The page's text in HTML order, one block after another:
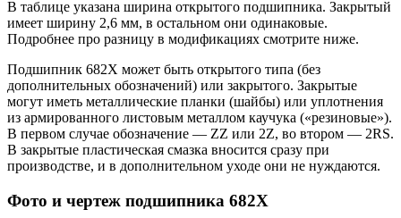
В таблице указана ширина открытого подшипника. Закрытый
имеет ширину 2,6 мм, в остальном они одинаковые.
Подробнее про разницу в модификациях смотрите ниже.
Подшипник 682X может быть открытого типа (без
дополнительных обозначений) или закрытого. Закрытые
могут иметь металлические планки (шайбы) или уплотнения
из армированного листовым металлом каучука («резиновые»).
В первом случае обозначение — ZZ или 2Z, во втором — 2RS.
В закрытые пластическая смазка вносится сразу при
производстве, и в дополнительном уходе они не нуждаются.
Фото и чертеж подшипника 682X